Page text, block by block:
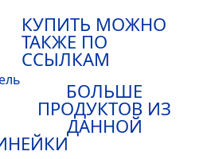
КУПИТЬ МОЖНО
ТАКЖЕ ПО
ССЫЛКАМ
БОЛЬШЕ
ПРОДУКТОВ ИЗ
ДАННОЙ